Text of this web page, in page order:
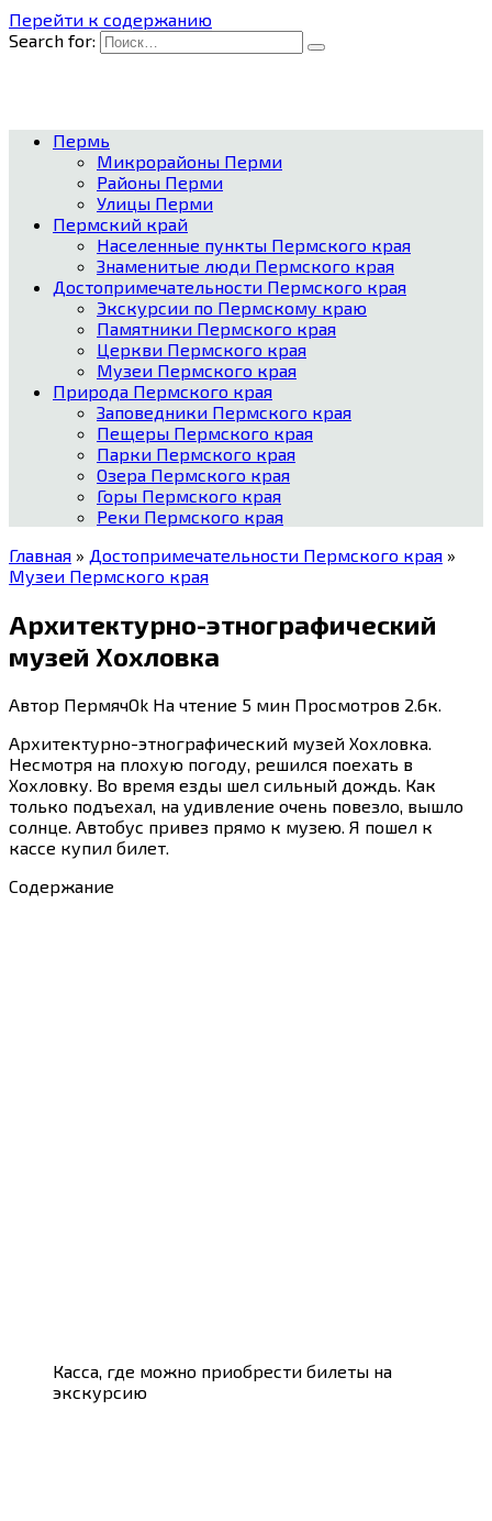
Перейти к содержанию
Search for:
Пермь
Микрорайоны Перми
Районы Перми
Улицы Перми
Пермский край
Населенные пункты Пермского края
Знаменитые люди Пермского края
Достопримечательности Пермского края
Экскурсии по Пермскому краю
Памятники Пермского края
Церкви Пермского края
Музеи Пермского края
Природа Пермского края
Заповедники Пермского края
Пещеры Пермского края
Парки Пермского края
Озера Пермского края
Горы Пермского края
Реки Пермского края
Главная » Достопримечательности Пермского края »
Музеи Пермского края
Архитектурно-этнографический
музей Хохловка
Автор ПермячOk На чтение 5 мин Просмотров 2.6к.
Архитектурно-этнографический музей Хохловка.
Несмотря на плохую погоду, решился поехать в
Хохловку. Во время езды шел сильный дождь. Как
только подъехал, на удивление очень повезло, вышло
солнце. Автобус привез прямо к музею. Я пошел к
кассе купил билет.
Содержание
Касса, где можно приобрести билеты на
экскурсию